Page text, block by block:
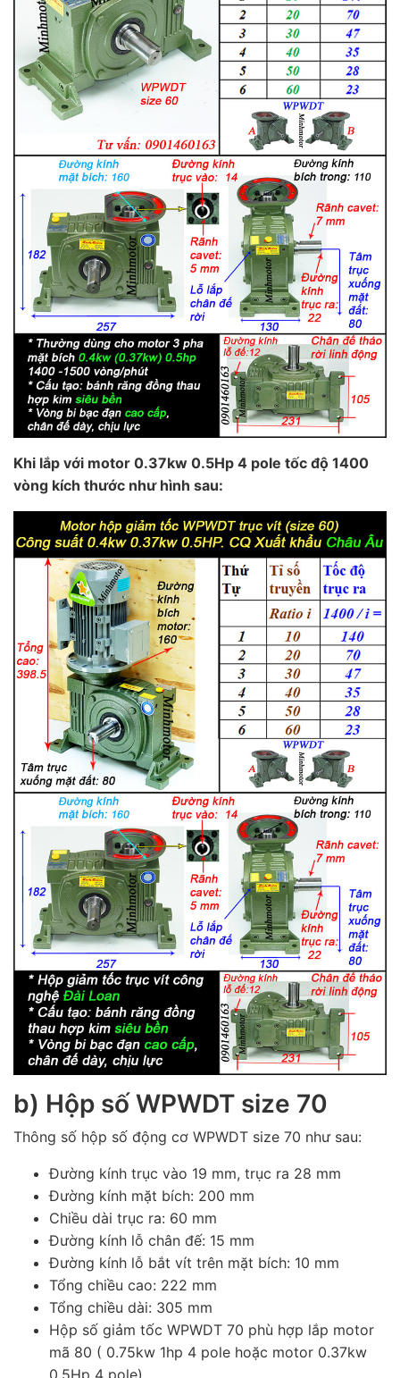
Khi lắp với motor 0.37kw 0.5Hp 4 pole tốc độ 1400
vòng kích thước như hình sau:
b) Hộp số WPWDT size 70
Thông số hộp số động cơ WPWDT size 70 như sau:
Đường kính trục vào 19 mm, trục ra 28 mm
Đường kính mặt bích: 200 mm
Chiều dài trục ra: 60 mm
Đường kính lỗ chân đế: 15 mm
Đường kính lỗ bắt vít trên mặt bích: 10 mm
Tổng chiều cao: 222 mm
Tổng chiều dài: 305 mm
Hộp số giảm tốc WPWDT 70 phù hợp lắp motor
mã 80 ( 0.75kw 1hp 4 pole hoặc motor 0.37kw
0.5Hp 4 pole)